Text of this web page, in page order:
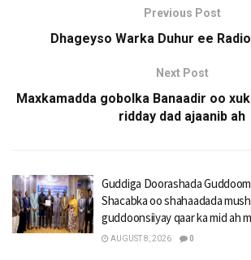
Previous Post
Dhageyso Warka Duhur ee
Next Post
Maxkamadda gobolka Banaadir oo
ridday dad ajaanib ah
Guddiga Doorashada
Shacabka oo shahaadada
guddoonsiiyay qaar ka mid ah
AUGUST 8, 2026 0